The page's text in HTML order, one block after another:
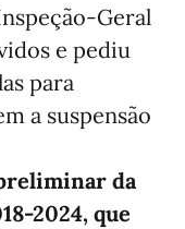
Geral
e pediu
para
a suspensão
da
2024, que